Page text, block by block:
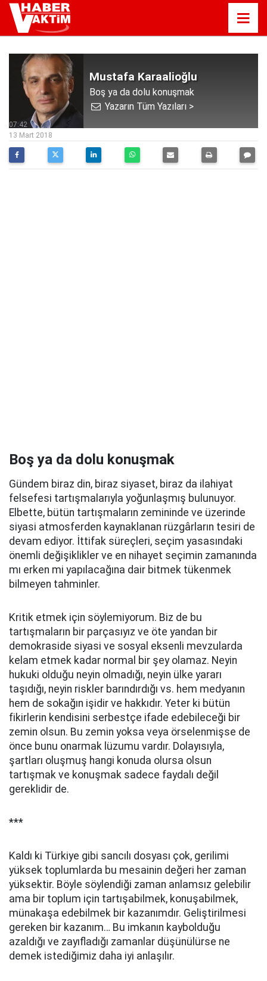
Mustafa Karaalioğlu
Boş ya da dolu konuşmak
Yazarın Tüm Yazıları >
07:42
13 Mart 2018
Boş ya da dolu konuşmak
Gündem biraz din, biraz siyaset, biraz da ilahiyat
felsefesi tartışmalarıyla yoğunlaşmış bulunuyor.
Elbette, bütün tartışmaların zemininde ve üzerinde
siyasi atmosferden kaynaklanan rüzgârların tesiri de
devam ediyor. İttifak süreçleri, seçim yasasındaki
önemli değişiklikler ve en nihayet seçimin zamanında
mı erken mi yapılacağına dair bitmek tükenmek
bilmeyen tahminler.
Kritik etmek için söylemiyorum. Biz de bu
tartışmaların bir parçasıyız ve öte yandan bir
demokraside siyasi ve sosyal eksenli mevzularda
kelam etmek kadar normal bir şey olamaz. Neyin
hukuki olduğu neyin olmadığı, neyin ülke yararı
taşıdığı, neyin riskler barındırdığı vs. hem medyanın
hem de sokağın işidir ve hakkıdır. Yeter ki bütün
fikirlerin kendisini serbestçe ifade edebileceği bir
zemin olsun. Bu zemin yoksa veya örselenmişse de
önce bunu onarmak lüzumu vardır. Dolayısıyla,
şartları oluşmuş hangi konuda olursa olsun
tartışmak ve konuşmak sadece faydalı değil
gereklidir de.
***
Kaldı ki Türkiye gibi sancılı dosyası çok, gerilimi
yüksek toplumlarda bu mesainin değeri her zaman
yüksektir. Böyle söylendiği zaman anlamsız gelebilir
ama bir toplum için tartışabilmek, konuşabilmek,
münakaşa edebilmek bir kazanımdır. Geliştirilmesi
gereken bir kazanım… Bu imkanın kaybolduğu
azaldığı ve zayıfladığı zamanlar düşünülürse ne
demek istediğimiz daha iyi anlaşılır.